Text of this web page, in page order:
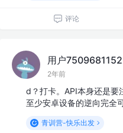
评论
用户
2年前
d？打卡。API本身还是要
至少安卓设备的逆向完全
青训营-快乐出发